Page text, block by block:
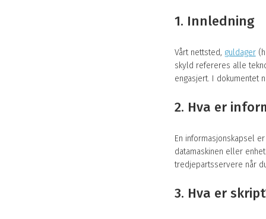
1. Innledning
Vårt nettsted, guldager
skyld refereres alle
engasjert. I dokumentet
2. Hva er
En informasjonskapsel
datamaskinen eller
tredjepartsservere når
3. Hva er